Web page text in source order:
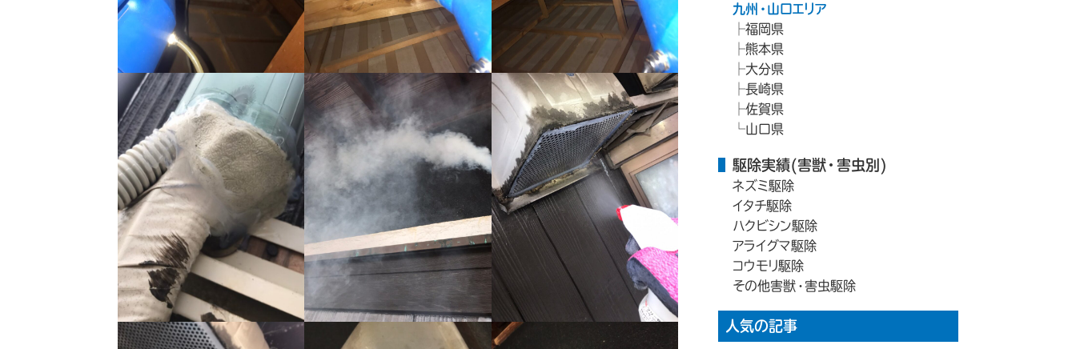
九州・山口エリア
福岡県
熊本県
大分県
長崎県
佐賀県
山口県
駆除実績(害獣・害虫別)
ネズミ駆除
イタチ駆除
ハクビシン駆除
アライグマ駆除
コウモリ駆除
その他害獣・害虫駆除
人気の記事